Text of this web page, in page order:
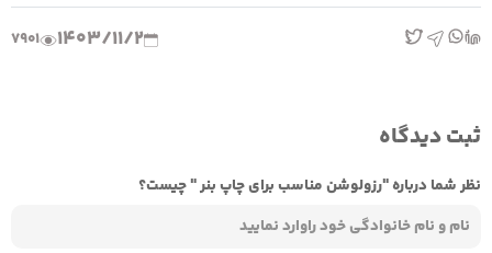
1403/11/2
7901
ثبت دیدگاه
نظر شما درباره "رزولوشن مناسب برای چاپ بنر " چیست؟